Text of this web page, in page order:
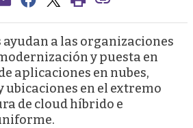
a las organizaciones
y puesta en
aplicaciones en nubes,
ubicaciones en el extremo
de cloud híbrido e